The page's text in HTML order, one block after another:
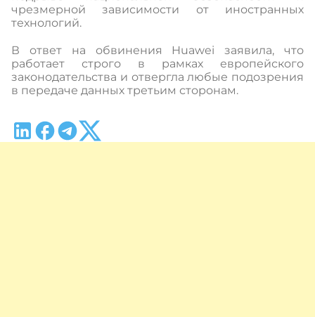
чрезмерной зависимости от иностранных
технологий.
В ответ на обвинения Huawei заявила, что
работает строго в рамках европейского
законодательства и отвергла любые подозрения
в передаче данных третьим сторонам.